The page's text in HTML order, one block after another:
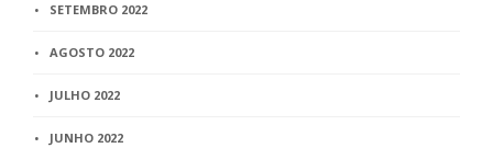
SETEMBRO 2022
AGOSTO 2022
JULHO 2022
JUNHO 2022